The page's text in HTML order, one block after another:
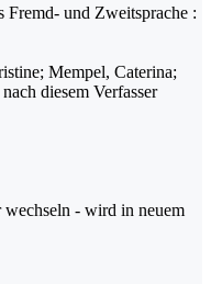
Fremd- und Zweitsprache :
; Mempel, Caterina;
nach diesem Verfasser
- wird in neuem